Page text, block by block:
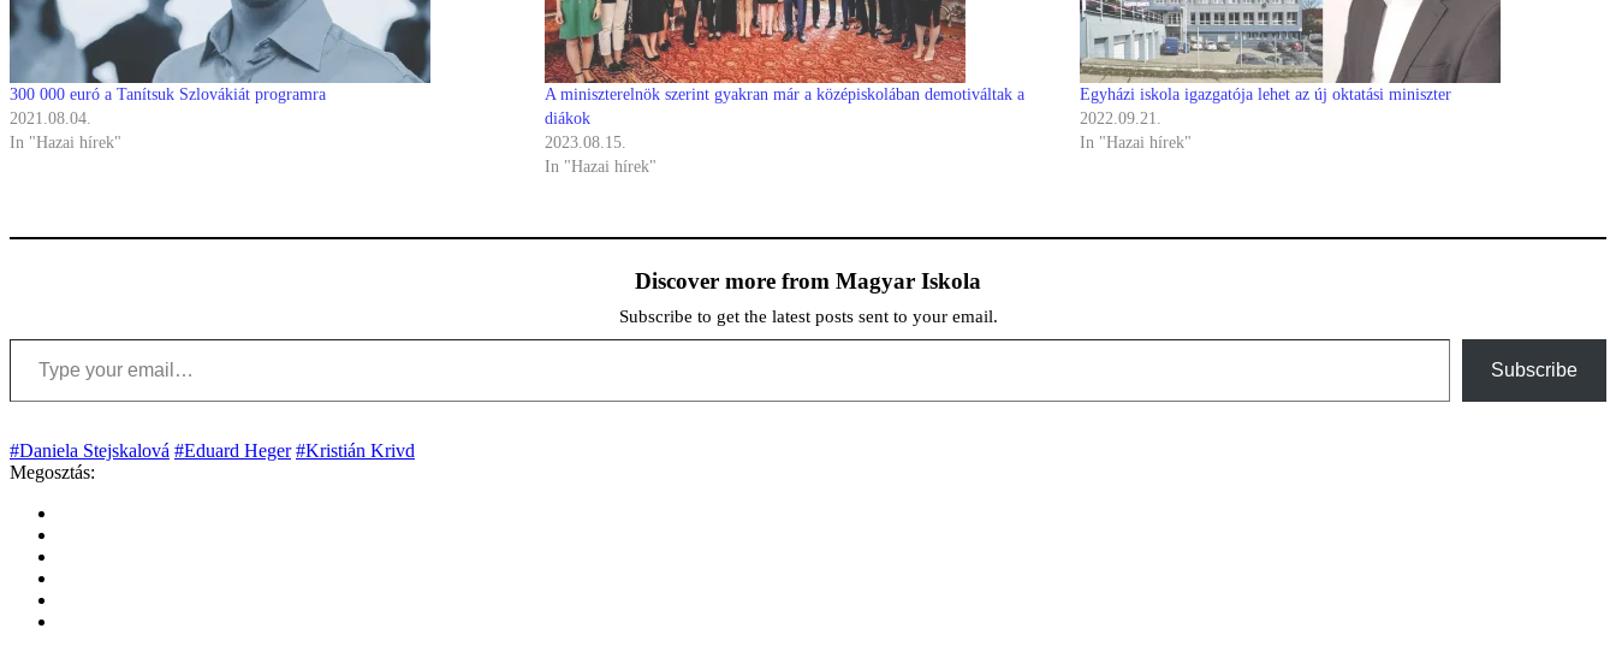
300 000 euró a Tanítsuk Szlovákiát programra
2021.08.04.
In "Hazai hírek"
A miniszterelnök szerint gyakran már a középiskolában demotiváltak a
diákok
2023.08.15.
In "Hazai hírek"
Egyházi iskola igazgatója lehet az új oktatási miniszter
2022.09.21.
In "Hazai hírek"
Discover more from Magyar Iskola
Subscribe to get the latest posts sent to your email.
Type your email…
Subscribe
#Daniela Stejskalová #Eduard Heger #Kristián Krivd
Megosztás: